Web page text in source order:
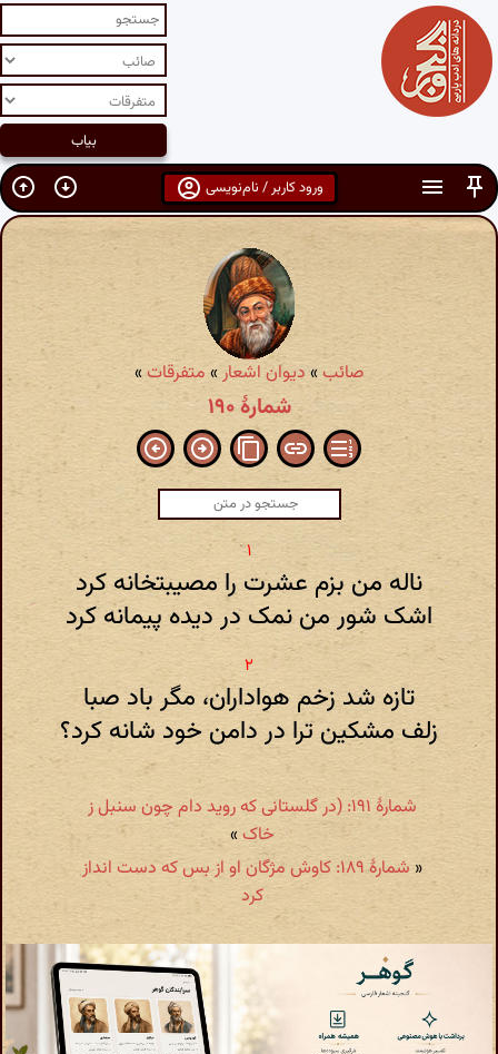
ورود کاربر / نام‌نویسی
صائب » دیوان اشعار»متفرقات»
شمارهٔ ۱۹۰
ناله من بزم عشرت را مصیبتخانه کرد
اشک شور من نمک در دیده پیمانه کرد
تازه شد زخم هواداران، مگر باد صبا
زلف مشکین ترا در دامن خود شانه کرد؟
شمارهٔ ۱۹۱: (در گلستانی که روید دام چون سنبل ز
خاک»
«
شمارهٔ ۱۸۹: کاوش مژگان او از بس که دست انداز
کرد